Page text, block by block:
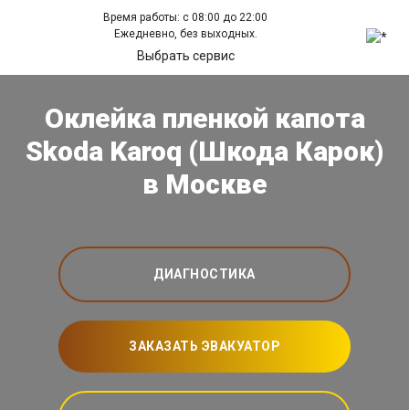
Время работы: с 08:00 до 22:00
Ежедневно, без выходных.
Выбрать сервис
Оклейка пленкой капота
Skoda Karoq (Шкода Карок)
в Москве
ДИАГНОСТИКА
ЗАКАЗАТЬ ЭВАКУАТОР